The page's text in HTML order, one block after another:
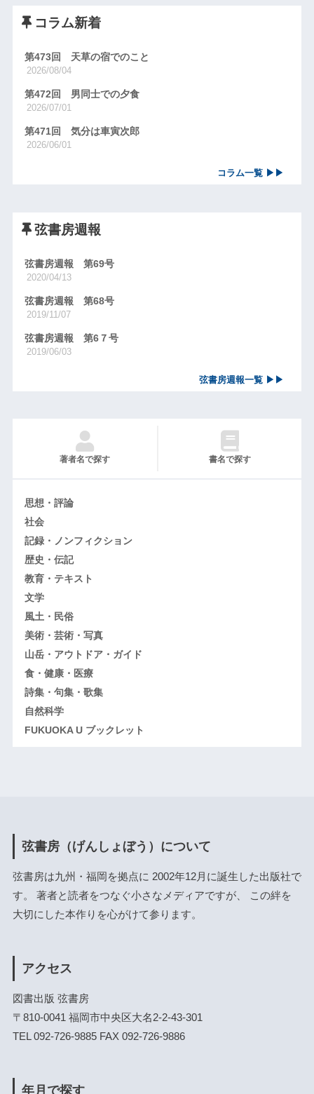
コラム新着
第473回 天草の宿でのこと
2026/08/04
第472回 男同士での夕食
2026/07/01
第471回 気分は車寅次郎
2026/06/01
コラム一覧 ▶▶
弦書房週報
弦書房週報 第69号
2020/04/13
弦書房週報 第68号
2019/11/07
弦書房週報 第6７号
2019/06/03
弦書房週報一覧 ▶▶
著者名で探す 書名で探す
思想・評論
社会
記録・ノンフィクション
歴史・伝記
教育・テキスト
文学
風土・民俗
美術・芸術・写真
山岳・アウトドア・ガイド
食・健康・医療
詩集・句集・歌集
自然科学
FUKUOKA U ブックレット
弦書房（げんしょぼう）について
弦書房は九州・福岡を拠点に 2002年12月に誕生した出版社で
す。 著者と読者をつなぐ小さなメディアですが、 この絆を
大切にした本作りを心がけて参ります。
アクセス
図書出版 弦書房
〒810-0041 福岡市中央区大名2-2-43-301
TEL 092-726-9885 FAX 092-726-9886
年月で探す